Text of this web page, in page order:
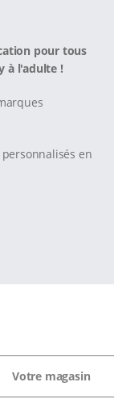
pour tous
à l'adulte !
en
Votre magasin